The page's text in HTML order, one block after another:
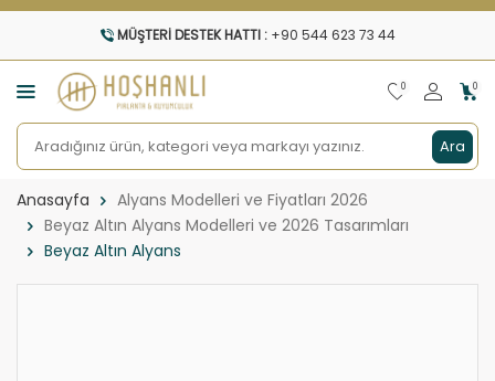
MÜŞTERI DESTEK HATTI : +90 544 623 73 44
Ara
0 0
Anasayfa
Alyans Modelleri ve Fiyatları 2026
Beyaz Altın Alyans Modelleri ve 2026 Tasarımları
Beyaz Altın Alyans